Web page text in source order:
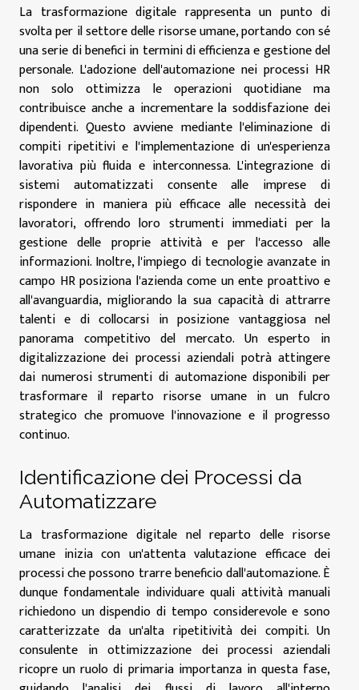
La trasformazione digitale rappresenta un punto di
svolta per il settore delle risorse umane, portando con sé
una serie di benefici in termini di efficienza e gestione del
personale. L'adozione dell'automazione nei processi HR
non solo ottimizza le operazioni quotidiane ma
contribuisce anche a incrementare la soddisfazione dei
dipendenti. Questo avviene mediante l'eliminazione di
compiti ripetitivi e l'implementazione di un'esperienza
lavorativa più fluida e interconnessa. L'integrazione di
sistemi automatizzati consente alle imprese di
rispondere in maniera più efficace alle necessità dei
lavoratori, offrendo loro strumenti immediati per la
gestione delle proprie attività e per l'accesso alle
informazioni. Inoltre, l'impiego di tecnologie avanzate in
campo HR posiziona l'azienda come un ente proattivo e
all'avanguardia, migliorando la sua capacità di attrarre
talenti e di collocarsi in posizione vantaggiosa nel
panorama competitivo del mercato. Un esperto in
digitalizzazione dei processi aziendali potrà attingere
dai numerosi strumenti di automazione disponibili per
trasformare il reparto risorse umane in un fulcro
strategico che promuove l'innovazione e il progresso
continuo.
Identificazione dei Processi da
Automatizzare
La trasformazione digitale nel reparto delle risorse
umane inizia con un'attenta valutazione efficace dei
processi che possono trarre beneficio dall'automazione. È
dunque fondamentale individuare quali attività manuali
richiedono un dispendio di tempo considerevole e sono
caratterizzate da un'alta ripetitività dei compiti. Un
consulente in ottimizzazione dei processi aziendali
ricopre un ruolo di primaria importanza in questa fase,